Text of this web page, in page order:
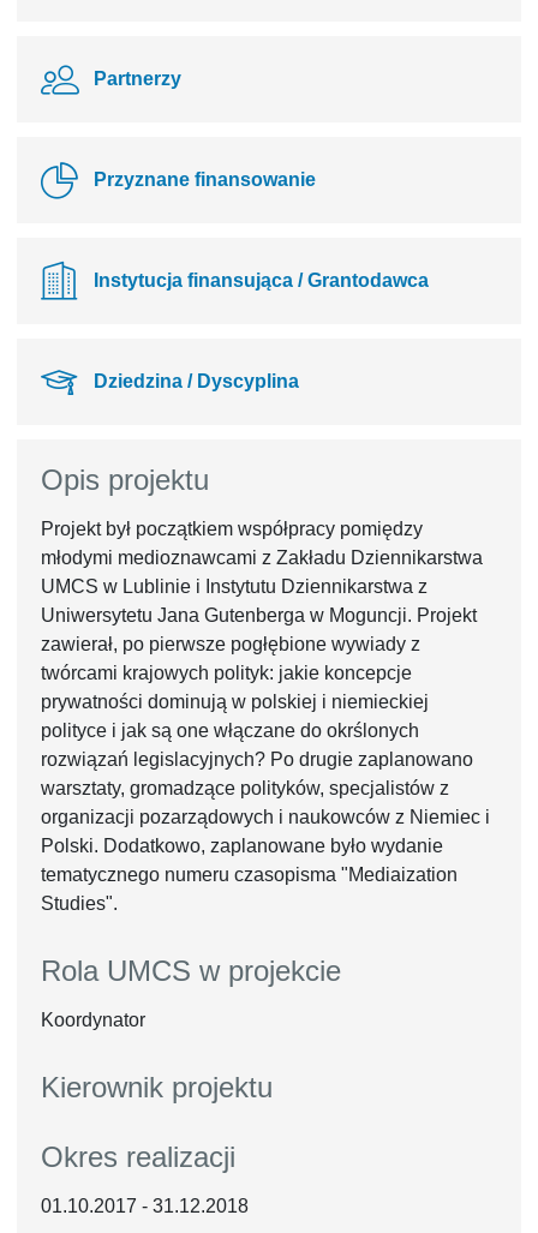
Partnerzy
Przyznane finansowanie
Instytucja finansująca / Grantodawca
Dziedzina / Dyscyplina
Opis projektu
Projekt był początkiem współpracy pomiędzy
młodymi medioznawcami z Zakładu Dziennikarstwa
UMCS w Lublinie i Instytutu Dziennikarstwa z
Uniwersytetu Jana Gutenberga w Moguncji. Projekt
zawierał, po pierwsze pogłębione wywiady z
twórcami krajowych polityk: jakie koncepcje
prywatności dominują w polskiej i niemieckiej
polityce i jak są one włączane do okrślonych
rozwiązań legislacyjnych? Po drugie zaplanowano
warsztaty, gromadzące polityków, specjalistów z
organizacji pozarządowych i naukowców z Niemiec i
Polski. Dodatkowo, zaplanowane było wydanie
tematycznego numeru czasopisma "Mediaization
Studies".
Rola UMCS w projekcie
Koordynator
Kierownik projektu
Okres realizacji
01.10.2017 - 31.12.2018